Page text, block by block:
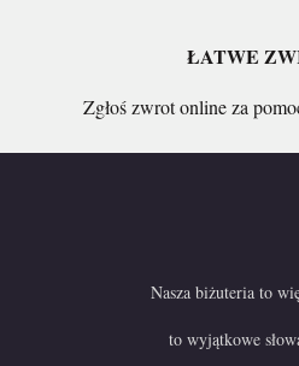
ŁATWE
Zgłoś zwrot online za
Nasza biżuteria to
to wyjątkowe